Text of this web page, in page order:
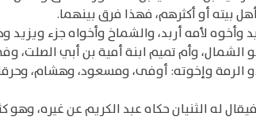
بيته أو أكثرهم، فهذا فرق بينهما.
وأخوه لأمه أربد، والشماخ وأخواه جزء
الشمال، وأم تميم ابنة أمية بن أبي
ذو الرمة وإخوته: أوفى، ومسعود، وهشام،
له الثنيان حكاه عبد الكريم عن غيره،